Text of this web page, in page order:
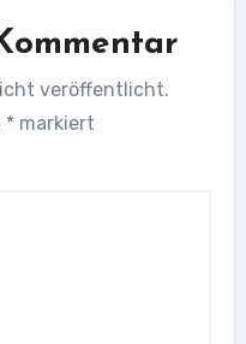
veröffentlicht.
* markiert